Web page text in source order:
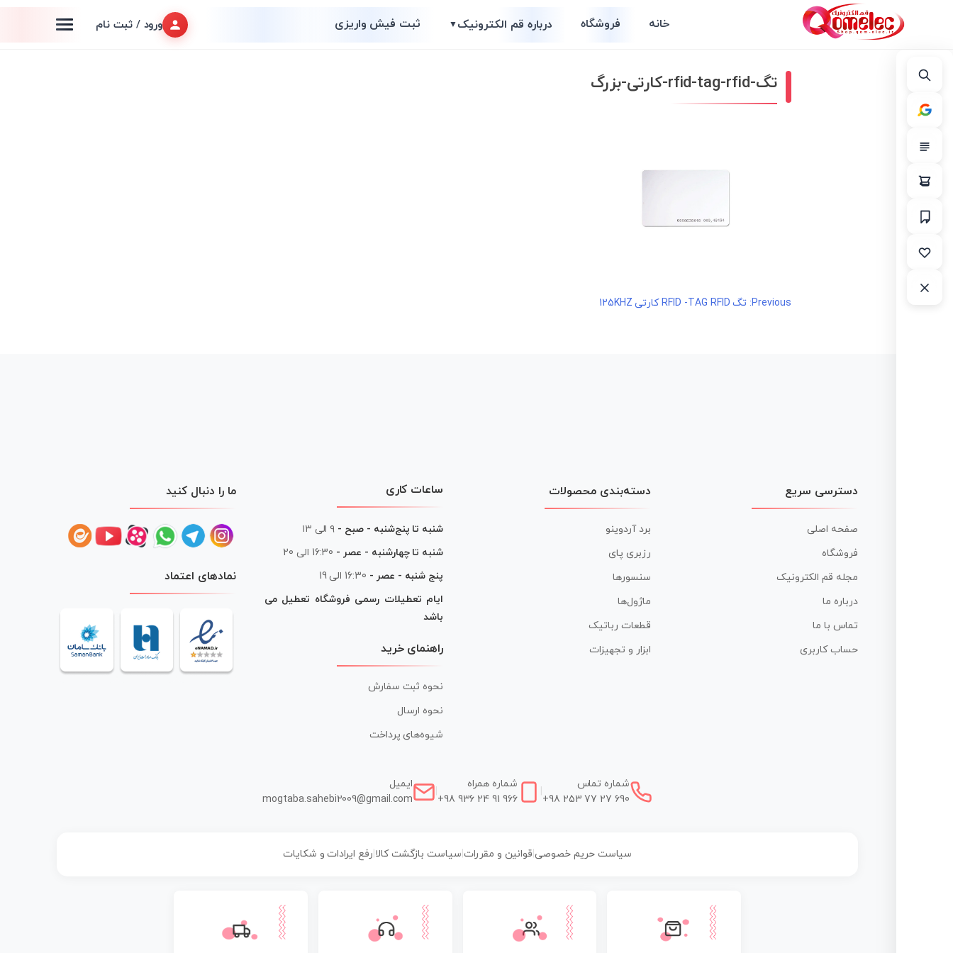
خانه فروشگاه درباره قم الکترونیک▼ ثبت فیش واریزی ورود / ثبت نام
تگ-rfid-tag-rfid-کارتی-بزرگ
راهبری
Previous: تگ RFID -TAG RFID کارتی 125KHZ
دسترسی سریع
صفحه اصلی
فروشگاه
مجله قم الکترونیک
درباره ما
تماس با ما
حساب کاربری
دسته‌بندی محصولات
برد آردوینو
رزبری پای
سنسورها
ماژول‌ها
قطعات رباتیک
ابزار و تجهیزات
ساعات کاری
شنبه تا پنج‌شنبه - صبح - ۹ الی ۱۳
شنبه تا چهارشنبه - عصر - 16:30 الی 20
پنج شنبه - عصر - 16:30 الی 19
ایام تعطیلات رسمی فروشگاه تعطیل می
باشد
راهنمای خرید
نحوه ثبت سفارش
نحوه ارسال
شیوه‌های پرداخت
ما را دنبال کنید
نمادهای اعتماد
شماره تماس
+98 253 77 27 690
شماره همراه
+98 936 24 91 966
ایمیل
mogtaba.sahebi2009@gmail.com
سیاست حریم خصوصی| قوانین و مقررات سیاست بازگشت کالا رفع ایرادات و شکایات